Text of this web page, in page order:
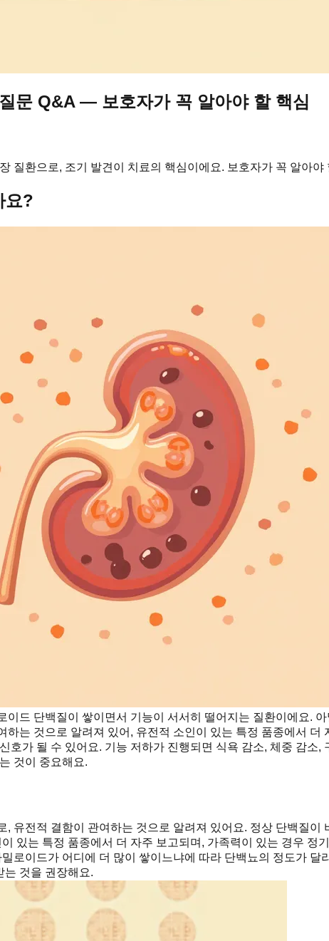
문 Q&A — 보호자가 꼭 알아야 할 핵심
질환으로, 조기 발견이 치료의 핵심이에요. 보호자가 꼭 알아
요?
이드 단백질이 쌓이면서 기능이 서서히 떨어지는 질환이에요.
는 것으로 알려져 있어, 유전적 소인이 있는 특정 품종에서 더
호가 될 수 있어요. 기능 저하가 진행되면 식욕 감소, 체중 감소
것이 중요해요.
유전적 결함이 관여하는 것으로 알려져 있어요. 정상 단백질이
있는 특정 품종에서 더 자주 보고되며, 가족력이 있는 경우 정
로이드가 어디에 더 많이 쌓이느냐에 따라 단백뇨의 정도가 달
는 것을 권장해요.